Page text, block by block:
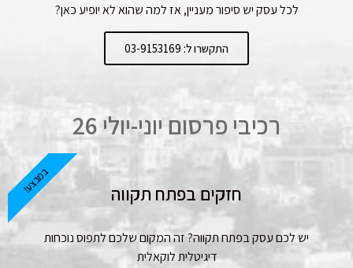
לכל עסק יש סיפור מעניין, אז למה שהוא לא יופיע כאן?
התקשרו ל: 03-9153169
רכיבי פרסום יוני-יולי 26
חזקים בפתח תקווה
יש לכם עסק בפתח תקווה? זה המקום שלכם לתפוס נוכחות
דיגיטלית לוקאלית
במבצע!